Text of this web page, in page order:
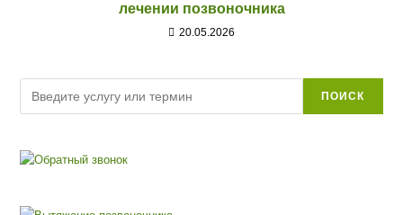
лечении позвоночника
20.05.2026
ПОИСК